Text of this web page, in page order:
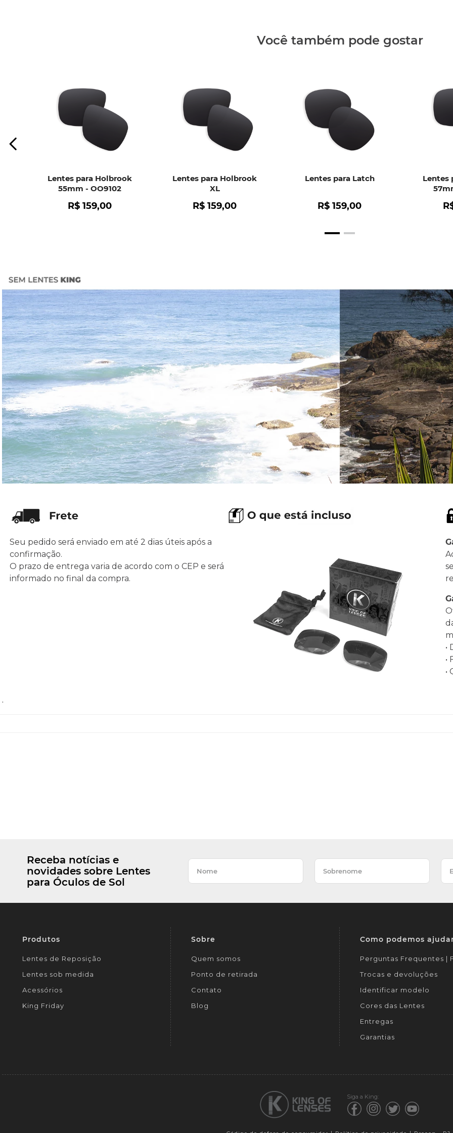
Você também pode gostar
Lentes para Holbrook
55mm - OO9102
R$ 159,00
Lentes para Holbrook
XL
R$ 159,00
Lentes para Latch
R$ 159,00
Lentes
Seu pedido será enviado em até 2 dias úteis após a
confirmação.
O prazo de entrega varia de acordo com o CEP e será
informado no final da compra.
•
•
•
.
Receba notícias e
novidades sobre Lentes
para Óculos de Sol
Produtos
Lentes de Reposição
Lentes sob medida
Acessórios
King Friday
Sobre
Quem somos
Ponto de retirada
Contato
Blog
Como podemos
Perguntas Frequentes |
Trocas e devoluções
Identificar modelo
Cores das Lentes
Entregas
Garantias
Siga a King: